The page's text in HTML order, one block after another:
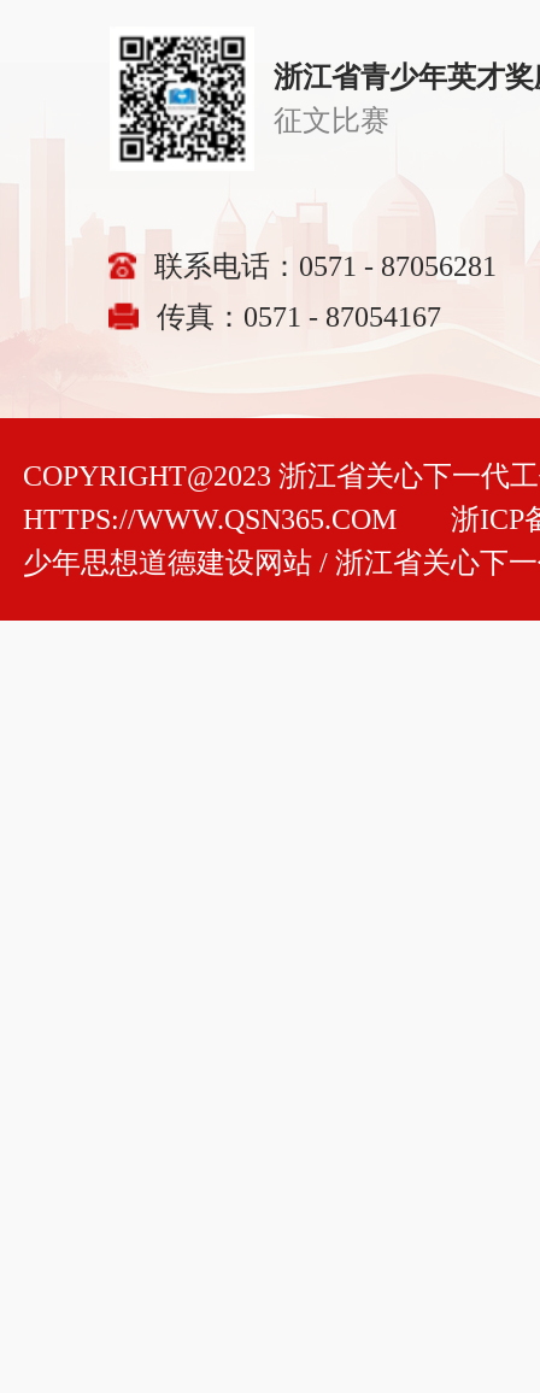
浙江省青少年英才
征文比赛
联系电话：0571 - 87056281
传真：0571 - 87054167
COPYRIGHT@2023 浙江省关心下一代
HTTPS://WWW.QSN365.COM
浙ICP
少年思想道德建设网站 / 浙江省关心下